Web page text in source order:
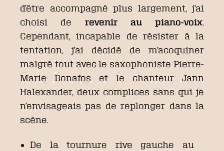
d’être accompagné plus largement, j’ai
choisi de revenir au piano-voix.
Cependant, incapable de résister à la
tentation, j’ai décidé de m’acoquiner
malgré tout avec le saxophoniste Pierre-
Marie Bonafos et le chanteur Jann
Halexander, deux complices sans qui je
n’envisageais pas de replonger dans la
scène.
De la tournure rive gauche au